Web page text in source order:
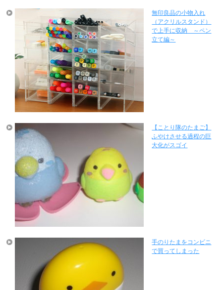
無印良品の小物入れ
（アクリルスタンド）
で上手に収納 ～ペン
立て編～
【ことり隊のたまご】
ふやけさせる過程の巨
大化がスゴイ
手のりたまをコンビニ
で買ってしまった